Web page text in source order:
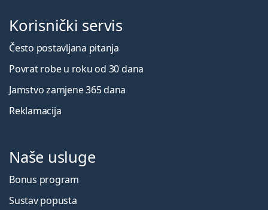
Korisnički servis
Često postavljana pitanja
Povrat robe u roku od 30 dana
Jamstvo zamjene 365 dana
Reklamacija
Naše usluge
Bonus program
Sustav popusta